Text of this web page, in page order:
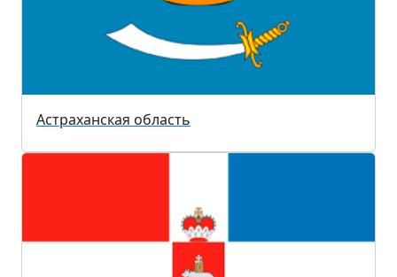
Астраханская область